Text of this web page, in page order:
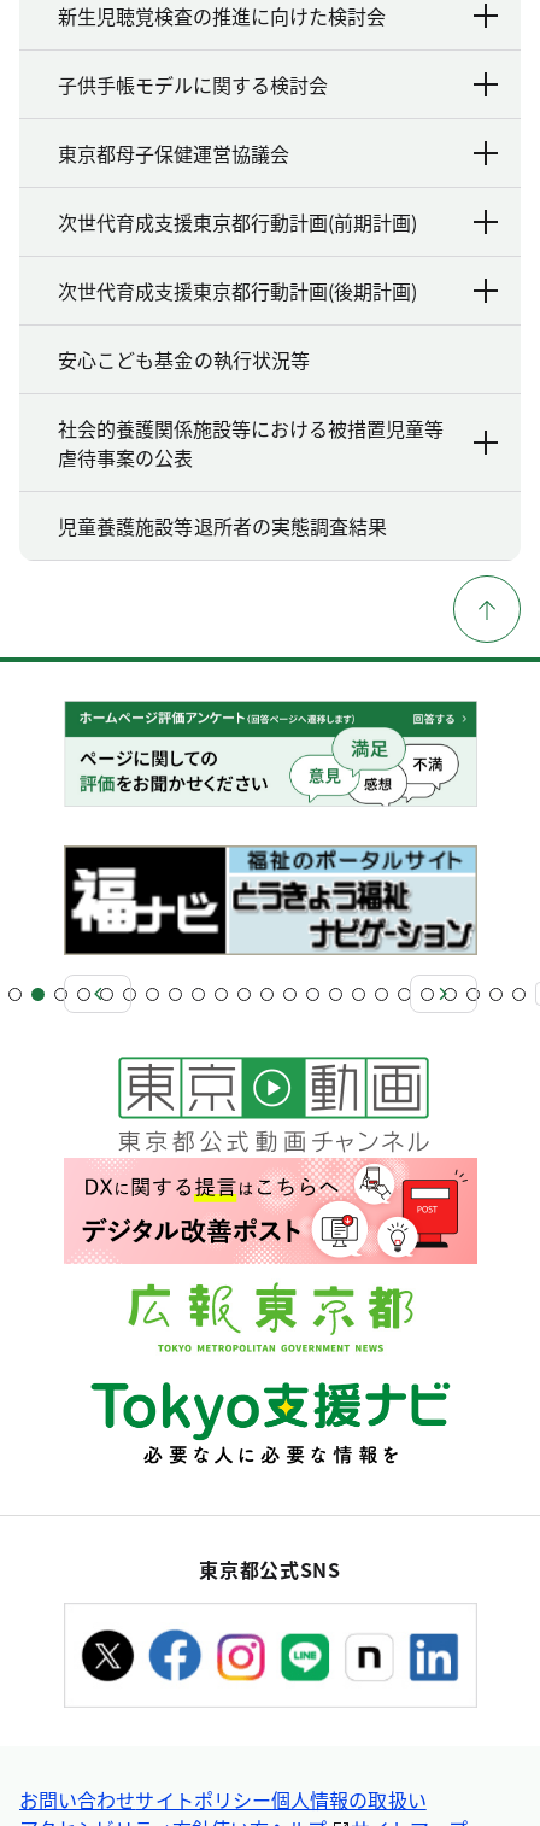
新生児聴覚検査の推進に向けた検討会
子供手帳モデルに関する検討会
東京都母子保健運営協議会
次世代育成支援東京都行動計画(前期計画)
次世代育成支援東京都行動計画(後期計画)
安心こども基金の執行状況等
社会的養護関係施設等における被措置児童等
虐待事案の公表
児童養護施設等退所者の実態調査結果
東京都公式SNS
お問い合わせサイトポリシー個人情報の取扱い